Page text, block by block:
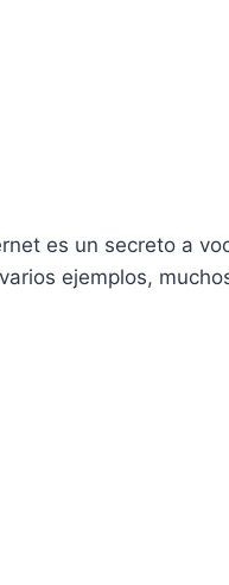
es un secreto a
ejemplos,